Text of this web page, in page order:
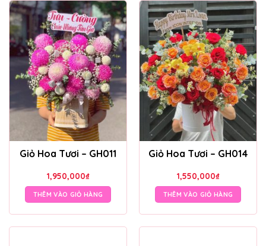
Giỏ Hoa Tươi – GH011
1,950,000₫
THÊM VÀO GIỎ HÀNG
Giỏ Hoa Tươi – GH014
1,550,000₫
THÊM VÀO GIỎ HÀNG